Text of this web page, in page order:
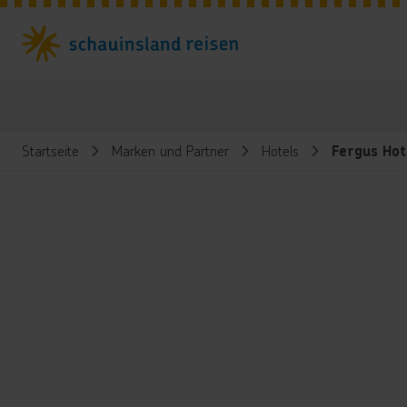
Startseite Marken und Partner Hotels Fergus